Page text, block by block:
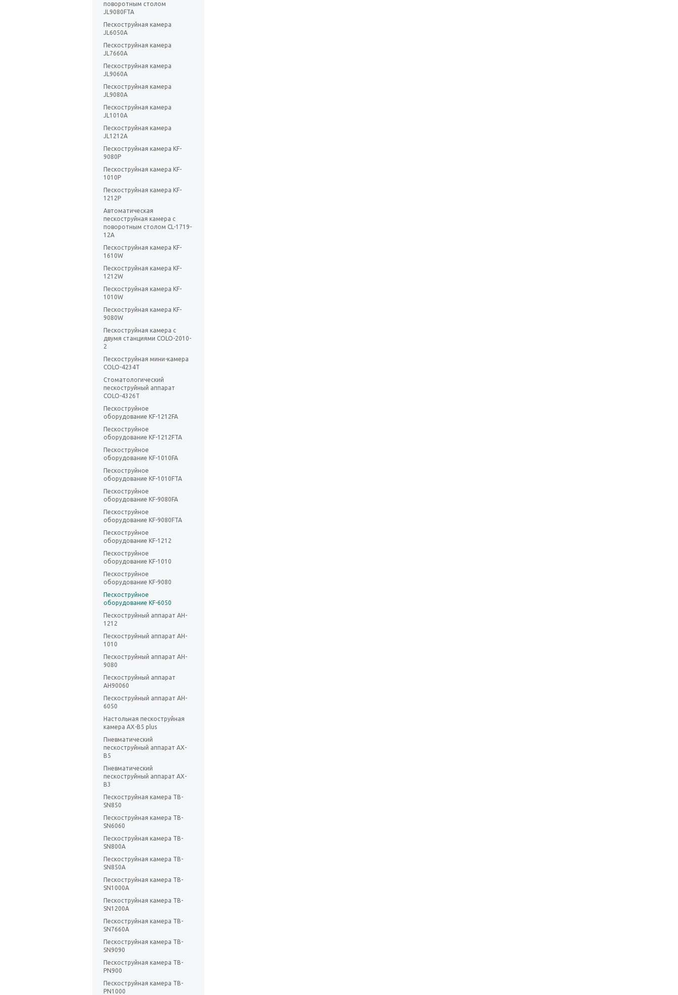
поворотным столом
JL9080FTA
Пескоструйная камера
JL6050A
Пескоструйная камера
JL7660A
Пескоструйная камера
JL9060A
Пескоструйная камера
JL9080A
Пескоструйная камера
JL1010A
Пескоструйная камера
JL1212A
Пескоструйная камера KF-
9080P
Пескоструйная камера KF-
1010P
Пескоструйная камера KF-
1212P
Автоматическая
пескоструйная камера с
поворотным столом CL-1719-
12A
Пескоструйная камера KF-
1610W
Пескоструйная камера KF-
1212W
Пескоструйная камера KF-
1010W
Пескоструйная камера KF-
9080W
Пескоструйная камера с
двумя станциями COLO-2010-
2
Пескоструйная мини-камера
COLO-4234T
Стоматологический
пескоструйный аппарат
COLO-4326T
Пескоструйное
оборудование KF-1212FA
Пескоструйное
оборудование KF-1212FTA
Пескоструйное
оборудование KF-1010FA
Пескоструйное
оборудование KF-1010FTA
Пескоструйное
оборудование KF-9080FA
Пескоструйное
оборудование KF-9080FTA
Пескоструйное
оборудование KF-1212
Пескоструйное
оборудование KF-1010
Пескоструйное
оборудование KF-9080
Пескоструйное
оборудование KF-6050
Пескоструйный аппарат AH-
1212
Пескоструйный аппарат AH-
1010
Пескоструйный аппарат AH-
9080
Пескоструйный аппарат
AH90060
Пескоструйный аппарат AH-
6050
Настольная пескоструйная
камера AX-B5 plus
Пневматический
пескоструйный аппарат AX-
B5
Пневматический
пескоструйный аппарат AX-
B3
Пескоструйная камера ТВ-
SN850
Пескоструйная камера TB-
SN6060
Пескоструйная камера TB-
SN800A
Пескоструйная камера TB-
SN850A
Пескоструйная камера TB-
SN1000A
Пескоструйная камера TB-
SN1200A
Пескоструйная камера TB-
SN7660A
Пескоструйная камера TB-
SN9090
Пескоструйная камера TB-
PN900
Пескоструйная камера TB-
PN1000